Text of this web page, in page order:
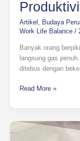
Artikel , Budaya
Work Life Balance/
Banyak orang
langsung gas
ditebus dengan
Habis,
Bagaimana
Menjaga
Read More »
Membenahi